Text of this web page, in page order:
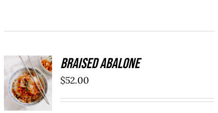
ADD TO
CART
/
DÉTAILS
Braised Abalone
$52.00